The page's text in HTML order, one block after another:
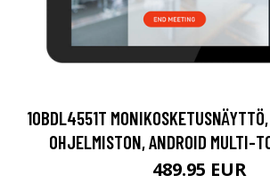
10BDL4551T
OHJELMISTON, ANDROID MULTI-
489.95 EUR